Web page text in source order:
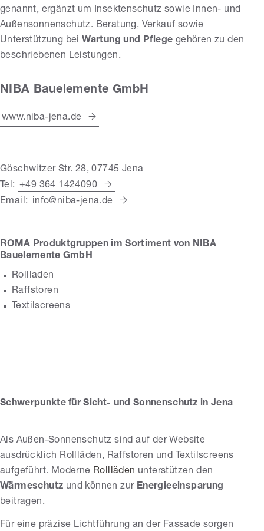
genannt, ergänzt um Insektenschutz sowie Innen- und
Außensonnenschutz. Beratung, Verkauf sowie
Unterstützung bei Wartung und Pflege gehören zu den
beschriebenen Leistungen.
NIBA Bauelemente GmbH
www.niba-jena.de
Göschwitzer Str. 28, 07745 Jena
Tel: +49 364 1424090
Email:
info@niba-jena.de
ROMA Produktgruppen im Sortiment von NIBA
Bauelemente GmbH
Rollladen
Raffstoren
Textilscreens
Schwerpunkte für Sicht- und Sonnenschutz in Jena
Als Außen-Sonnenschutz sind auf der Website
ausdrücklich Rollläden, Raffstoren und Textilscreens
aufgeführt. Moderne Rollläden unterstützen den
Wärmeschutz und können zur Energieeinsparung
beitragen.
Für eine präzise Lichtführung an der Fassade sorgen